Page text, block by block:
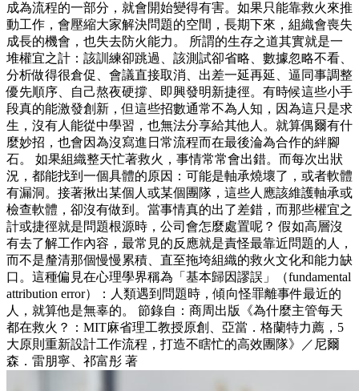
成為流程的一部分，就會開始變得有害。如果只能靠救火來推
動工作，會壓縮大家解決問題的空間，長期下來，組織會喪失
成長的機會，也失去防火能力。 所謂的生存之道其實就是一
堆權宜之計：該訓練卻跳過、該測試卻省略、數據忽略不看、
分析做得很倉促、會議直接取消、出差一延再延、逼同事調整
優先順序、自己熬夜硬撐、即興發明新捷徑。有時候這些小手
段真的能激發創新，但這些招數通常不為人知，因為這只是求
生，沒有人能從中學習，也無法分享給其他人。就算偶爾有什
麼妙招，也會因為沒寫進日常流程而在最後淪為合作的絆腳
石。 如果組織整天忙著救火，事情常常會出錯。而每次出狀
況，都能找到一個具體的原因：可能是軸承燒壞了，或者軟體
有漏洞。接著揪出某個人或某個團隊，這些人應該維護軸承或
檢查軟體，卻沒有做到。當事情真的出了差錯，而那些權宜之
計或捷徑就是問題根源時，公司會怎麼處置呢？ 假如高層沒
有去了解工作內容，最常見的反應就是責怪最靠近問題的人，
而不是釐清那個慢慢累積、直至拖垮組織的救火文化和能力缺
口。這種偏見在心理學界稱為「基本歸因謬誤」（fundamental
attribution error）：人類遇到問題時，傾向怪罪離事件最近的
人，就算他是無辜的。 節錄自：商周出版《為什麼主管每天
都在救火？：MIT麻省理工教授原創、亞當．格蘭特力薦，5
大原則重新設計工作流程，打造不瞎忙的高效團隊》／尼爾
森．雷朋寧、祁富彤 著